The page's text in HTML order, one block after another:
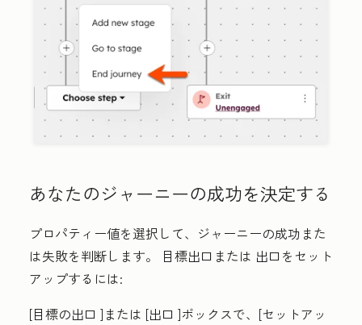
あなたのジャーニーの成功を決定する
プロパティー値を選択して、ジャーニーの成功また
は失敗を判断します。
目標出口 または 出口 をセット
アップするには:
[目標の出口 ]または [出口 ]ボックスで、[セットアッ